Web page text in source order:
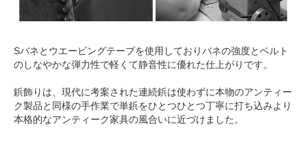
Sバネとウエービングテープを使用しておりバネの強度とベルト
のしなやかな弾力性で軽くて静音性に優れた仕上がりです。
鋲飾りは、現代に考案された連続鋲は使わずに本物のアンティー
ク製品と同様の手作業で単鋲をひとつひとつ丁寧に打ち込みより
本格的なアンティーク家具の風合いに近づけました。